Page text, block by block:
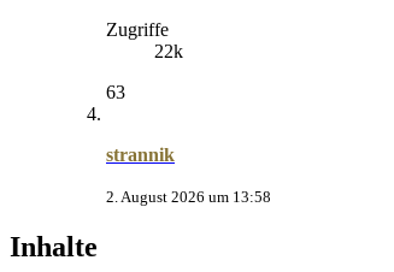
Zugriffe
22k
63
strannik
2. August 2026 um 13:58
Inhalte